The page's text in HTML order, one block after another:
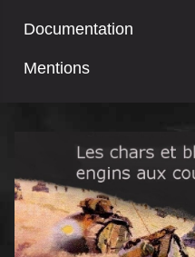
Documentation
Mentions